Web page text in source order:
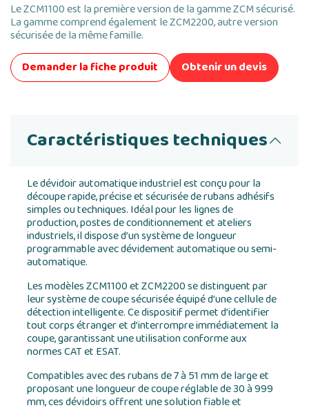
Le ZCM1100 est la première version de la gamme ZCM sécurisé.
La gamme comprend également le ZCM2200, autre version
sécurisée de la même famille.
Demander la fiche produit
Obtenir un devis
Caractéristiques techniques
Le dévidoir automatique industriel est conçu pour la
découpe rapide, précise et sécurisée de rubans adhésifs
simples ou techniques. Idéal pour les lignes de
production, postes de conditionnement et ateliers
industriels, il dispose d’un système de longueur
programmable avec dévidement automatique ou semi-
automatique.
Les modèles ZCM1100 et ZCM2200 se distinguent par
leur système de coupe sécurisée équipé d’une cellule de
détection intelligente. Ce dispositif permet d’identifier
tout corps étranger et d’interrompre immédiatement la
coupe, garantissant une utilisation conforme aux
normes CAT et ESAT.
Compatibles avec des rubans de 7 à 51 mm de large et
proposant une longueur de coupe réglable de 30 à 999
mm, ces dévidoirs offrent une solution fiable et